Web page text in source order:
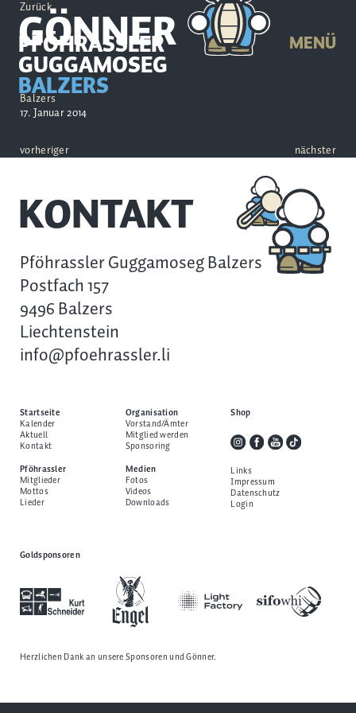
PFÖHRASSLER
GUGGAMOSEG
BALZERS
MENÜ
Zurück
GÖNNER
Balzers
17. Januar 2014
vorheriger nächster
KONTAKT
Pföhrassler Guggamoseg Balzers
Postfach 157
9496 Balzers
Liechtenstein
info@pfoehrassler.li
Startseite
Kalender
Aktuell
Kontakt
Pföhrassler
Mitglieder
Mottos
Lieder
Organisation
Vorstand/Ämter
Mitglied werden
Sponsoring
Medien
Fotos
Videos
Downloads
Shop
Links
Impressum
Datenschutz
Login
Goldsponsoren
Herzlichen Dank an unsereSponsoren und Gönner.